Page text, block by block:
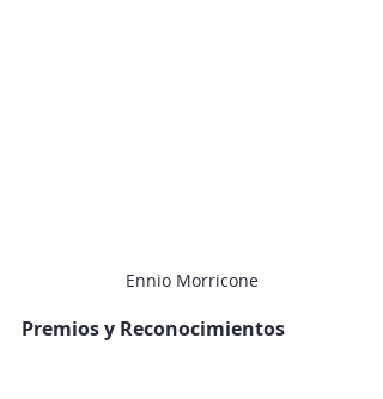
Ennio Morricone
Premios y Reconocimientos